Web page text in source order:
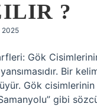
?
2025
Gök
Bir
Gök cisimlerinin
gibi